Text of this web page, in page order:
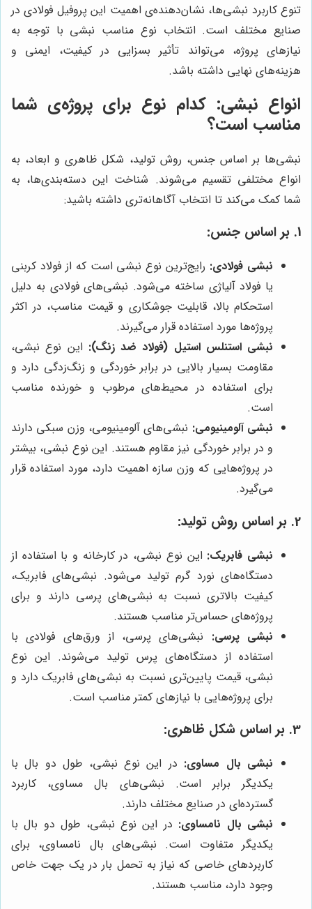
تنوع کاربرد نبشی‌ها، نشان‌دهنده‌ی اهمیت این پروفیل فولادی در
صنایع مختلف است. انتخاب نوع مناسب نبشی با توجه به
نیازهای پروژه، می‌تواند تأثیر بسزایی در کیفیت، ایمنی و
هزینه‌های نهایی داشته باشد.
انواع نبشی: کدام نوع برای پروژه‌ی شما
مناسب است؟
نبشی‌ها بر اساس جنس، روش تولید، شکل ظاهری و ابعاد، به
انواع مختلفی تقسیم می‌شوند. شناخت این دسته‌بندی‌ها، به
شما کمک می‌کند تا انتخاب آگاهانه‌تری داشته باشید:
1. بر اساس جنس:
نبشی فولادی: رایج‌ترین نوع نبشی است که از فولاد کربنی
یا فولاد آلیاژی ساخته می‌شود. نبشی‌های فولادی به دلیل
استحکام بالا، قابلیت جوشکاری و قیمت مناسب، در اکثر
پروژه‌ها مورد استفاده قرار می‌گیرند.
نبشی استنلس استیل (فولاد ضد زنگ): این نوع نبشی،
مقاومت بسیار بالایی در برابر خوردگی و زنگ‌زدگی دارد و
برای استفاده در محیط‌های مرطوب و خورنده مناسب
است.
نبشی آلومینیومی: نبشی‌های آلومینیومی، وزن سبکی دارند
و در برابر خوردگی نیز مقاوم هستند. این نوع نبشی، بیشتر
در پروژه‌هایی که وزن سازه اهمیت دارد، مورد استفاده قرار
می‌گیرد.
2. بر اساس روش تولید:
نبشی فابریک: این نوع نبشی، در کارخانه و با استفاده از
دستگاه‌های نورد گرم تولید می‌شود. نبشی‌های فابریک،
کیفیت بالاتری نسبت به نبشی‌های پرسی دارند و برای
پروژه‌های حساس‌تر مناسب هستند.
نبشی پرسی: نبشی‌های پرسی، از ورق‌های فولادی با
استفاده از دستگاه‌های پرس تولید می‌شوند. این نوع
نبشی، قیمت پایین‌تری نسبت به نبشی‌های فابریک دارد و
برای پروژه‌هایی با نیازهای کمتر مناسب است.
3. بر اساس شکل ظاهری:
نبشی بال مساوی: در این نوع نبشی، طول دو بال با
یکدیگر برابر است. نبشی‌های بال مساوی، کاربرد
گسترده‌ای در صنایع مختلف دارند.
نبشی بال نامساوی: در این نوع نبشی، طول دو بال با
یکدیگر متفاوت است. نبشی‌های بال نامساوی، برای
کاربردهای خاصی که نیاز به تحمل بار در یک جهت خاص
وجود دارد، مناسب هستند.